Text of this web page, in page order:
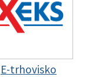
E-trhovisko